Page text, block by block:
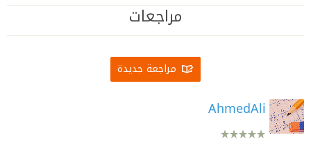
مراجعات
مراجعة جديدة
AhmedAli